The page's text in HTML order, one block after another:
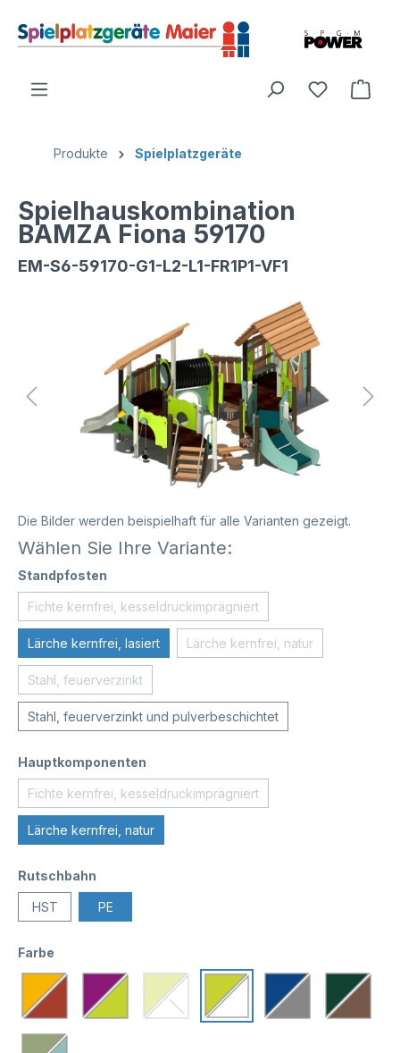
Produkte Spielplatzgeräte
Spielhauskombination
BAMZA Fiona 59170
EM-S6-59170-G1-L2-L1-FR1P1-VF1
Die Bilder werden beispielhaft für alle Varianten gezeigt.
Wählen Sie Ihre Variante:
Standpfosten
Fichte kernfrei, kesseldruckimprägniert
Lärche kernfrei, lasiert Lärche kernfrei, natur
Stahl, feuerverzinkt
Stahl, feuerverzinkt und pulverbeschichtet
Hauptkomponenten
Fichte kernfrei, kesseldruckimprägniert
Lärche kernfrei, natur
Rutschbahn
HST PE
Farbe